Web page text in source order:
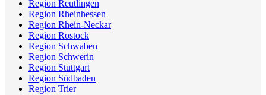
Region Reutlingen
Region Rheinhessen
Region Rhein-Neckar
Region Rostock
Region Schwaben
Region Schwerin
Region Stuttgart
Region Südbaden
Region Trier